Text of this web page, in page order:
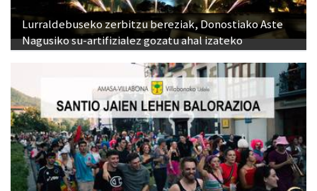
Lurraldebuseko zerbitzu bereziak, Donostiako Aste
Nagusiko su-artifizialez gozatu ahal izateko